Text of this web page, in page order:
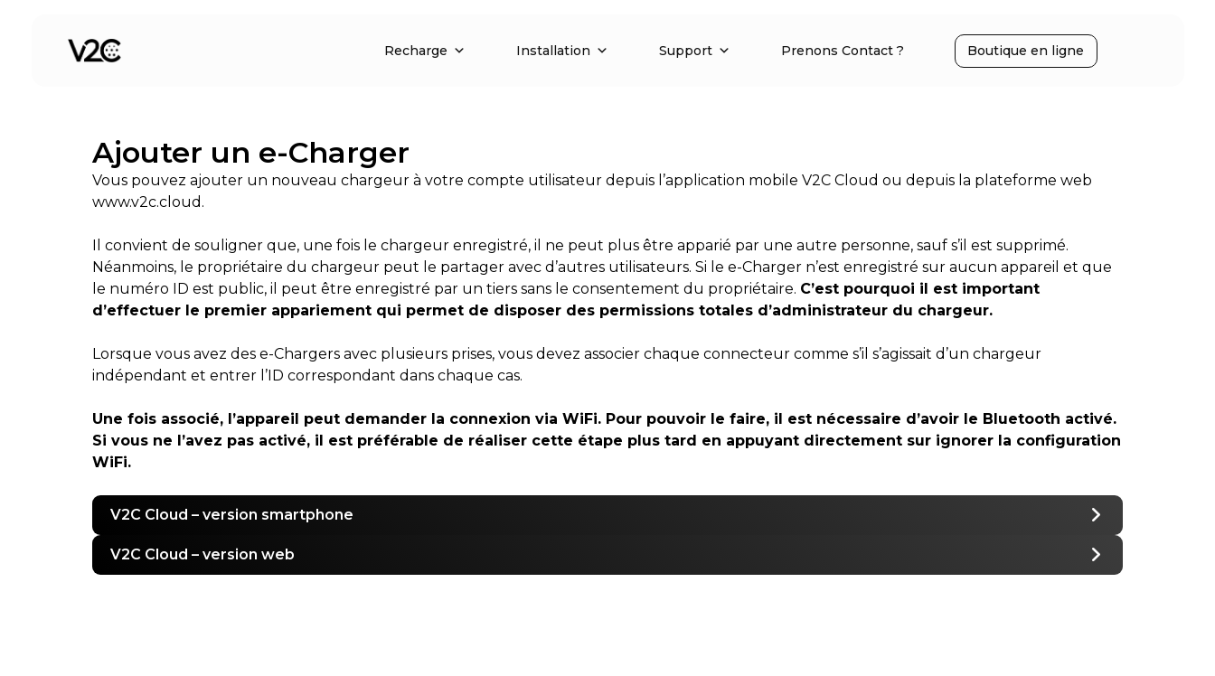
Recharge Installation Support Prenons Contact ? Boutique en ligne
Ajouter un e-Charger
Vous pouvez ajouter un nouveau chargeur à votre compte utilisateur depuis l’application mobile V2C Cloud ou depuis la plateforme web
www.v2c.cloud.
Il convient de souligner que, une fois le chargeur enregistré, il ne peut plus être apparié par une autre personne, sauf s’il est supprimé.
Néanmoins, le propriétaire du chargeur peut le partager avec d’autres utilisateurs. Si le e-Charger n’est enregistré sur aucun appareil et que
le numéro ID est public, il peut être enregistré par un tiers sans le consentement du propriétaire. C’est pourquoi il est important
d’effectuer le premier appariement qui permet de disposer des permissions totales d’administrateur du chargeur.
Lorsque vous avez des e-Chargers avec plusieurs prises, vous devez associer chaque connecteur comme s’il s’agissait d’un chargeur
indépendant et entrer l’ID correspondant dans chaque cas.
Une fois associé, l’appareil peut demander la connexion via WiFi. Pour pouvoir le faire, il est nécessaire d’avoir le Bluetooth activé.
Si vous ne l’avez pas activé, il est préférable de réaliser cette étape plus tard en appuyant directement sur ignorer la configuration
WiFi.
V2C Cloud – version smartphone
V2C Cloud – version web